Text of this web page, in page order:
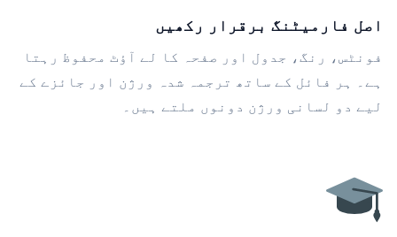
اصل فارمیٹنگ برقرار رکھیں
فونٹس، رنگ، جدول اور صفحہ کا لے آؤٹ محفوظ رہتا
ہے۔ ہر فائل کے ساتھ ترجمہ شدہ ورژن اور جائزے کے
لیے دو لسانی ورژن دونوں ملتے ہیں۔